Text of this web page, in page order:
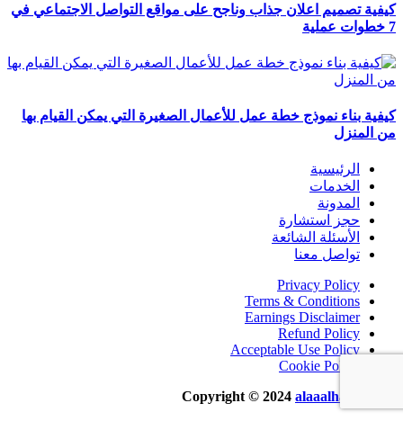
كيفية تصميم اعلان جذاب وناجح على مواقع التواصل الاجتماعي في
7 خطوات عملية
كيفية بناء نموذج خطة عمل للأعمال الصغيرة التي يمكن القيام بها
من المنزل
الرئيسية
الخدمات
المدونة
حجز استشارة
الأسئلة الشائعة
تواصل معنا
Privacy Policy
Terms & Conditions
Earnings Disclaimer
Refund Policy
Acceptable Use Policy
Cookie Policy
Copyright © 2024 alaaalhasan.com